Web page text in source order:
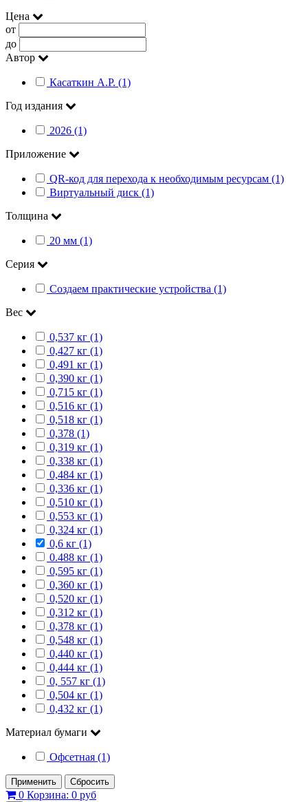
Цена
от
до
Автор
Касаткин А.Р. (1)
Год издания
2026 (1)
Приложение
QR-код для перехода к необходимым ресурсам (1)
Виртуальный диск (1)
Толщина
20 мм (1)
Серия
Создаем практические устройства (1)
Вес
0,537 кг (1)
0,427 кг (1)
0,491 кг (1)
0,390 кг (1)
0,715 кг (1)
0,516 кг (1)
0,518 кг (1)
0,378 (1)
0,319 кг (1)
0,338 кг (1)
0,484 кг (1)
0,336 кг (1)
0,510 кг (1)
0,553 кг (1)
0,324 кг (1)
0,6 кг (1)
0.488 кг (1)
0,595 кг (1)
0,360 кг (1)
0,520 кг (1)
0,312 кг (1)
0,378 кг (1)
0,548 кг (1)
0,440 кг (1)
0,444 кг (1)
0, 557 кг (1)
0,504 кг (1)
0,432 кг (1)
Материал бумаги
Офсетная (1)
Применить Сбросить
0 Корзина: 0 руб